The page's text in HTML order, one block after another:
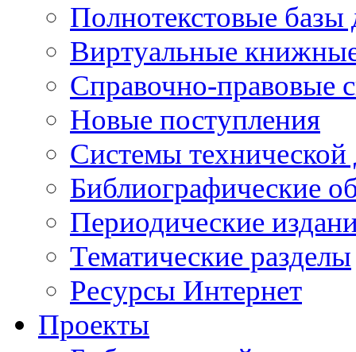
Полнотекстовые
Виртуальные
Справочно-правовые
Новые поступления
Cистемы
Библиографические
Периодические
Тематические разделы
Ресурсы Интернет
Проекты